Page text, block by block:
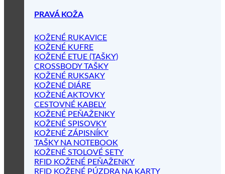
PRAVÁ KOŽA
KOŽENÉ RUKAVICE
KOŽENÉ KUFRE
KOŽENÉ ETUE (TAŠKY)
CROSSBODY TAŠKY
KOŽENÉ RUKSAKY
KOŽENÉ DIÁRE
KOŽENÉ AKTOVKY
CESTOVNÉ KABELY
KOŽENÉ PEŇAŽENKY
KOŽENÉ SPISOVKY
KOŽENÉ ZÁPISNÍKY
TAŠKY NA NOTEBOOK
KOŽENÉ STOLOVÉ SETY
RFID KOŽENÉ PEŇAŽENKY
RFID KOŽENÉ PÚZDRA NA KARTY